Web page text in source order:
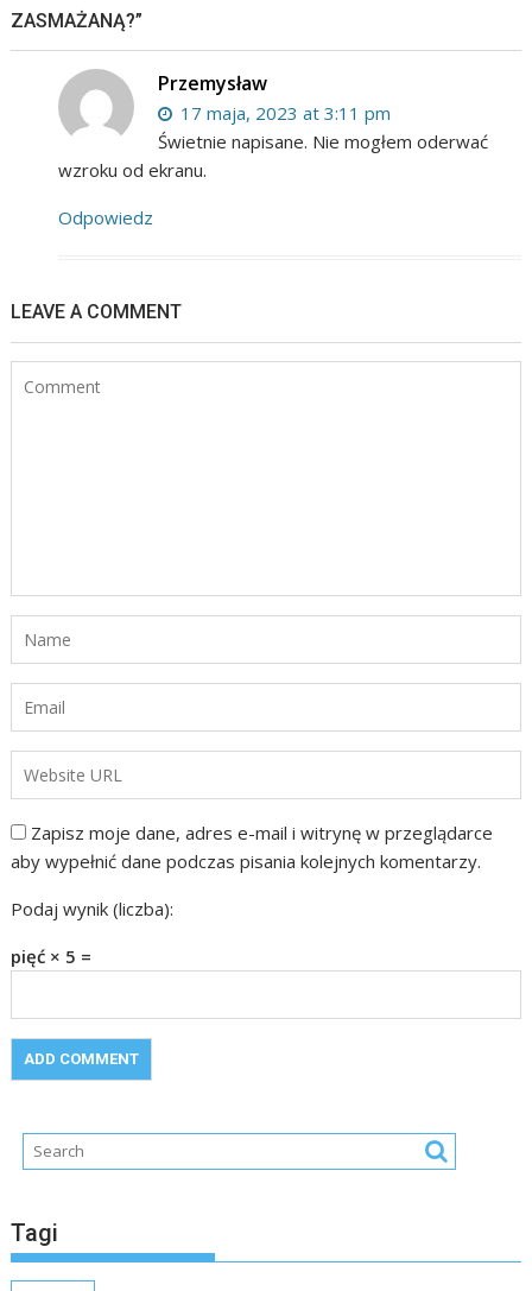
ZASMAŻANĄ?”
Przemysław
17 maja, 2023 at 3:11 pm
Świetnie napisane. Nie mogłem oderwać
wzroku od ekranu.
Odpowiedz
LEAVE A COMMENT
Zapisz moje dane, adres e-mail i witrynę w przeglądarce
aby wypełnić dane podczas pisania kolejnych komentarzy.
Podaj wynik (liczba):
pięć × 5 =
Tagi